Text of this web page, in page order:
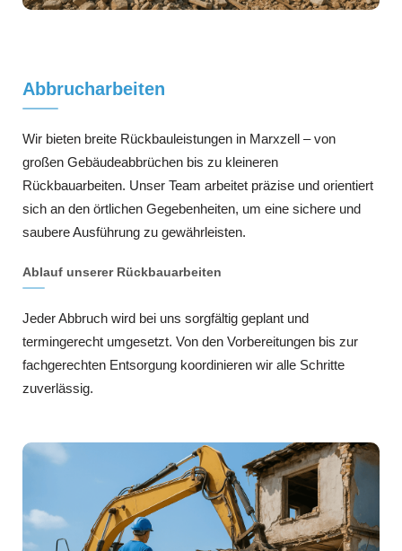
Abbrucharbeiten
Wir bieten breite Rückbauleistungen in Marxzell – von
großen Gebäudeabbrüchen bis zu kleineren
Rückbauarbeiten. Unser Team arbeitet präzise und orientiert
sich an den örtlichen Gegebenheiten, um eine sichere und
saubere Ausführung zu gewährleisten.
Ablauf unserer Rückbauarbeiten
Jeder Abbruch wird bei uns sorgfältig geplant und
termingerecht umgesetzt. Von den Vorbereitungen bis zur
fachgerechten Entsorgung koordinieren wir alle Schritte
zuverlässig.